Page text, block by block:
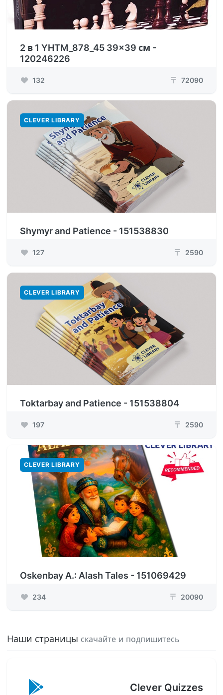
2 в 1 YHTM_878_45 39x39 см -
120246226
132 ₸ 72090
CLEVER LIBRARY
Shymyr and Patience - 151538830
127 ₸ 2590
CLEVER LIBRARY
Toktarbay and Patience - 151538804
197 ₸ 2590
CLEVER LIBRARY
Oskenbay A.: Alash Tales - 151069429
234 ₸ 20090
Наши страницы скачайте и подпишитесь
Clever Quizzes